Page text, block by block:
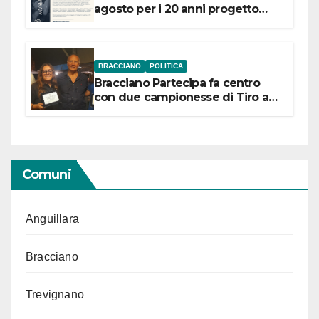
agosto per i 20 anni progetto
BRACCIANO POLITICA
Bracciano Partecipa fa centro
con due campionesse di Tiro a
Comuni
Anguillara
Bracciano
Trevignano